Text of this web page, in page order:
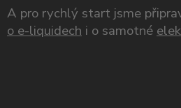
A pro rychlý start jsme
o e-liquidech i o samotné